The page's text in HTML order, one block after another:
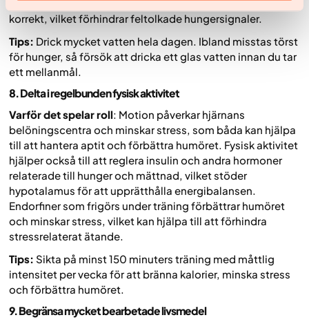
hjälper till att säkerställa att hjärnans törstsignaler tolkas
korrekt, vilket förhindrar feltolkade hungersignaler.
Tips: Drick mycket vatten hela dagen. Ibland misstas törst
för hunger, så försök att dricka ett glas vatten innan du tar
ett mellanmål.
8. Delta i regelbunden fysisk aktivitet
Varför det spelar roll: Motion påverkar hjärnans
belöningscentra och minskar stress, som båda kan hjälpa
till att hantera aptit och förbättra humöret. Fysisk aktivitet
hjälper också till att reglera insulin och andra hormoner
relaterade till hunger och mättnad, vilket stöder
hypotalamus för att upprätthålla energibalansen.
Endorfiner som frigörs under träning förbättrar humöret
och minskar stress, vilket kan hjälpa till att förhindra
stressrelaterat ätande.
Tips: Sikta på minst 150 minuters träning med måttlig
intensitet per vecka för att bränna kalorier, minska stress
och förbättra humöret.
9. Begränsa mycket bearbetade livsmedel